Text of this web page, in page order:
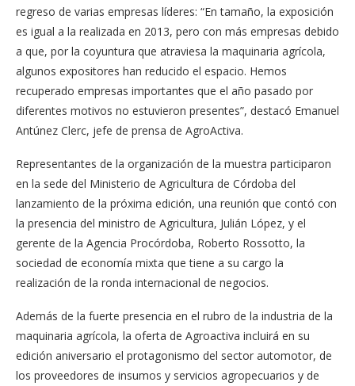
regreso de varias empresas líderes: “En tamaño, la exposición
es igual a la realizada en 2013, pero con más empresas debido
a que, por la coyuntura que atraviesa la maquinaria agrícola,
algunos expositores han reducido el espacio. Hemos
recuperado empresas importantes que el año pasado por
diferentes motivos no estuvieron presentes”, destacó Emanuel
Antúnez Clerc, jefe de prensa de AgroActiva.
Representantes de la organización de la muestra participaron
en la sede del Ministerio de Agricultura de Córdoba del
lanzamiento de la próxima edición, una reunión que contó con
la presencia del ministro de Agricultura, Julián López, y el
gerente de la Agencia Procórdoba, Roberto Rossotto, la
sociedad de economía mixta que tiene a su cargo la
realización de la ronda internacional de negocios.
Además de la fuerte presencia en el rubro de la industria de la
maquinaria agrícola, la oferta de Agroactiva incluirá en su
edición aniversario el protagonismo del sector automotor, de
los proveedores de insumos y servicios agropecuarios y de